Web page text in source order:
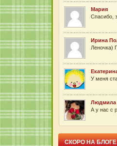
Мария
Спасибо,
Ирина
Леночка)
У меня
Людмила
А у нас с
СКОРО НА БЛОГЕ